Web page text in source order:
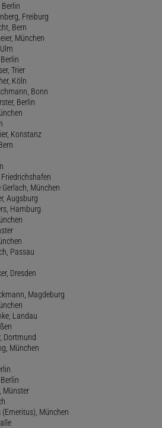
Freiburg
Bern
München
Trier
Köln
Bonn
Berlin
Konstanz
München
Augsburg
Hamburg
Passau
Dresden
Magdeburg
Landau
Dortmund
München
Münster
(Emeritus), München